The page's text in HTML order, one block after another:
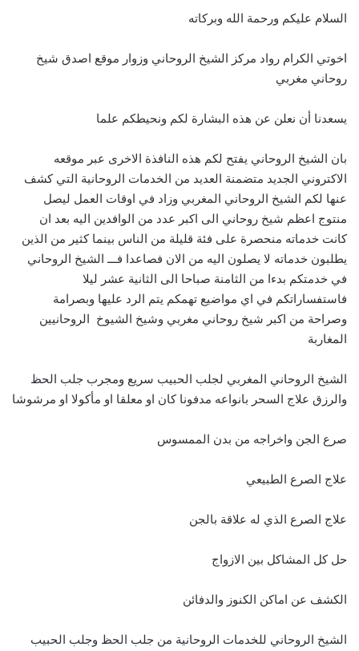
السلام عليكم ورحمة الله وبركاته
اخوتي الكرام رواد مركز الشيخ الروحاني وزوار موقع اصدق شيخ
روحاني مغربي
يسعدنا أن نعلن عن هذه البشارة لكم ونحيطكم علما
بان الشيخ الروحاني يفتح لكم هذه النافذة الاخرى عبر موقعه
الاكتروني الجديد متضمنة العديد من الخدمات الروحانية التي كشف
عنها لكم الشيخ الروحاني المغربي وزاد في اوقات العمل ليصل
منتوج اعظم شيخ روحاني الى اكبر عدد من الوافدين اليه بعد ان
كانت خدماته منحصرة على فئة قليلة من الناس بينما كثير من الذين
يطلبون خدماته لا يصلون اليه من الان فصاعدا فـــ الشيخ الروحاني
في خدمتكم بدءا من الثامنة صباحا الى الثانية عشر ليلا
فاستفساراتكم في اي مواضيع تهمكم يتم الرد عليها وبصرامة
وصراحة من اكبر شيخ روحاني مغربي وشيخ الشيوخ الروحانيين
المغاربة
الشيخ الروحاني المغربي لجلب الحبيب سريع ومجرب جلب الحظ
والرزق علاج السحر بانواعه مدفونا كان او معلقا او مأكولا او مرشوشا
صرع الجن واخراجه من بدن الممسوس
علاج الصرع الطبيعي
علاج الصرع الذي له علاقة بالجن
حل كل المشاكل بين الازواج
الكشف عن اماكن الكنوز والدفائن
الشيخ الروحاني للخدمات الروحانية من جلب الحظ وجلب الحبيب